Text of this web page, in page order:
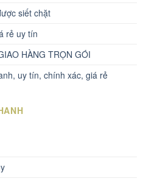
siết chặt
rẻ uy tín
HÀNG TRỌN GÓI
uy tín, chính xác, giá rẻ